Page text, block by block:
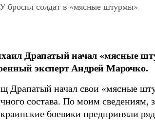
солдат в «мясные штурмы»
Драпатый начал «мясные
эксперт Андрей Марочко.
Драпатый начал свои «мясные
состава. По моим сведениям,
боевики предприняли